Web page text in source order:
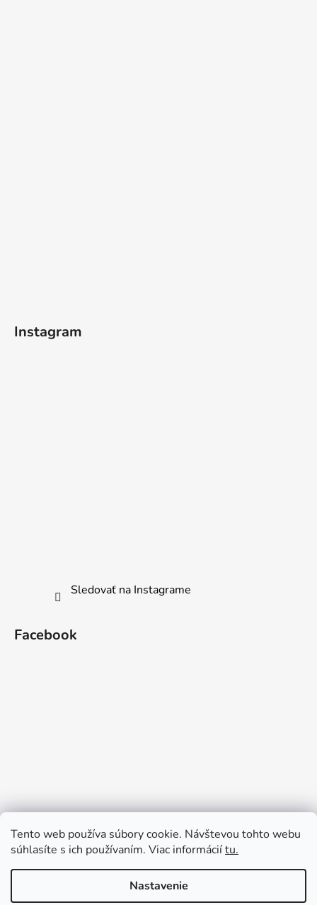
Tento web používa súbory cookie. Návštevou tohto webu
súhlasíte s ich používaním. Viac informáciítu.
Nastavenie
Instagram
Sledovať na Instagrame
Facebook